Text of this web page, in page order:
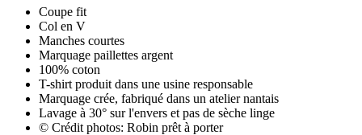
Coupe fit
Col en V
Manches courtes
Marquage paillettes argent
100% coton
T-shirt produit dans une usine responsable
Marquage crée, fabriqué dans un atelier nantais
Lavage à 30° sur l'envers et pas de sèche linge
© Crédit photos: Robin prêt à porter